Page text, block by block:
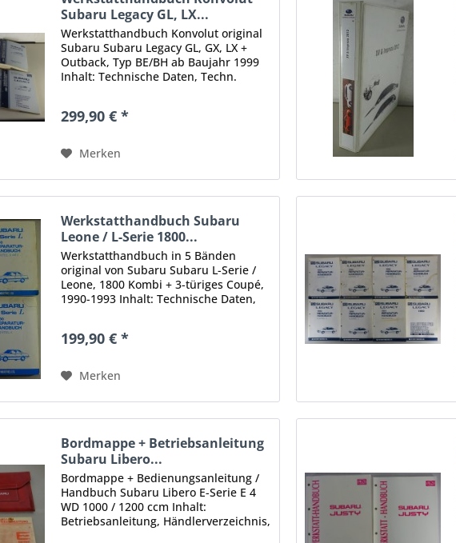
Subaru Legacy GL, LX...
Werkstatthandbuch Konvolut original
Subaru Subaru Legacy GL, GX, LX +
Outback, Typ BE/BH ab Baujahr 1999
Inhalt: Technische Daten, Techn.
Motor Getriebe und Differential...
299,90 € *
Merken
Werkstatthandbuch Subaru
Leone / L-Serie 1800...
Werkstatthandbuch in 5 Bänden
original von Subaru Subaru L-Serie /
Leone, 1800 Kombi + 3-türiges Coupé,
1990-1993 Inhalt: Technische Daten,
Kapitel 1:...
199,90 € *
Merken
Bordmappe + Betriebsanleitung
Subaru Libero...
Bordmappe + Bedienungsanleitung /
Handbuch Subaru Libero E-Serie E 4
WD 1000 / 1200 ccm Inhalt:
Betriebsanleitung, Händlerverzeichnis,